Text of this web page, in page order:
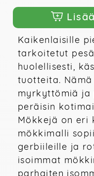
Kaikenlaisille
tarkoitetut
huolellisesti,
tuotteita.
myrkyttömiä ja
peräisin
Mökkejä on eri
mökkimalli
gerbiileille ja
isoimmat
parhaiten